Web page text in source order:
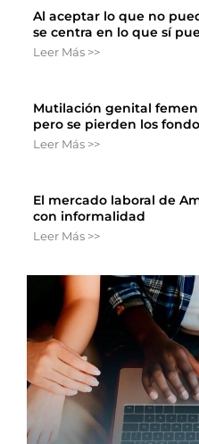
Al aceptar lo que no
se centra en lo que sí
Leer Más >>
Mutilación genital
pero se pierden los
Leer Más >>
El mercado laboral de
con informalidad
Leer Más >>